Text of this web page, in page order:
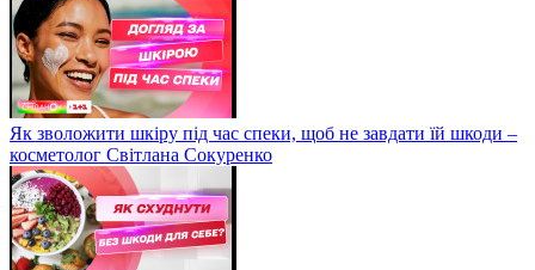
Як зволожити шкіру під час спеки, щоб не завдати їй шкоди –
косметолог Світлана Сокуренко